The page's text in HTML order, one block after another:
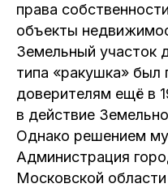
права
объекты
Земельный участок
типа «ракушка» был
доверителям ещё в
в действие
Однако решением
Администрация
Московской